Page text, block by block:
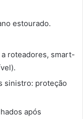
estourado.
roteadores, smart-
sinistro: proteção
após